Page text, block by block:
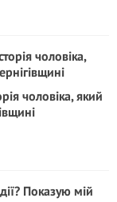
чоловіка, який